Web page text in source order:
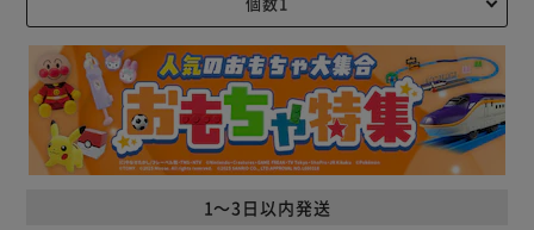
1～3日以内発送